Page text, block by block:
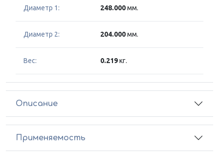
Диаметр 1: 248.000мм.
Диаметр 2: 204.000мм.
Вес: 0.219кг.
Описание
Применяемость